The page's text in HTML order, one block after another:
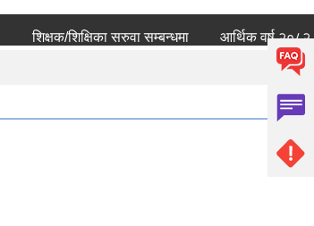
शिक्षक/शिक्षिका सरुवा सम्बन्धमा आर्थिक वर्ष २०८२ ८३ को